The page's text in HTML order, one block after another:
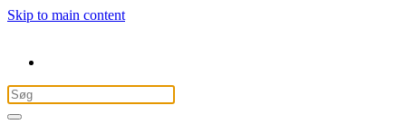
Skip to main content